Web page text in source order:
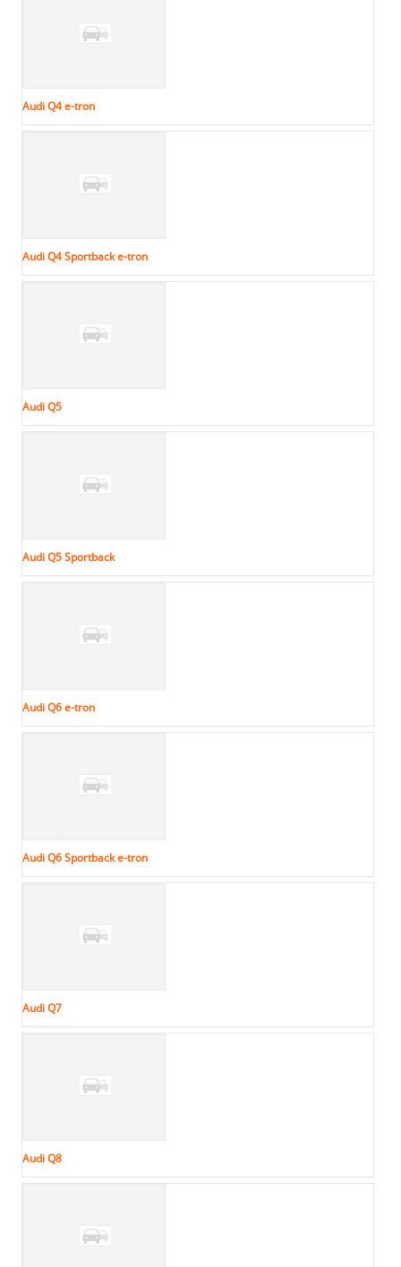
Audi Q4 e-tron
Audi Q4 Sportback e-tron
Audi Q5
Audi Q5 Sportback
Audi Q6 e-tron
Audi Q6 Sportback e-tron
Audi Q7
Audi Q8